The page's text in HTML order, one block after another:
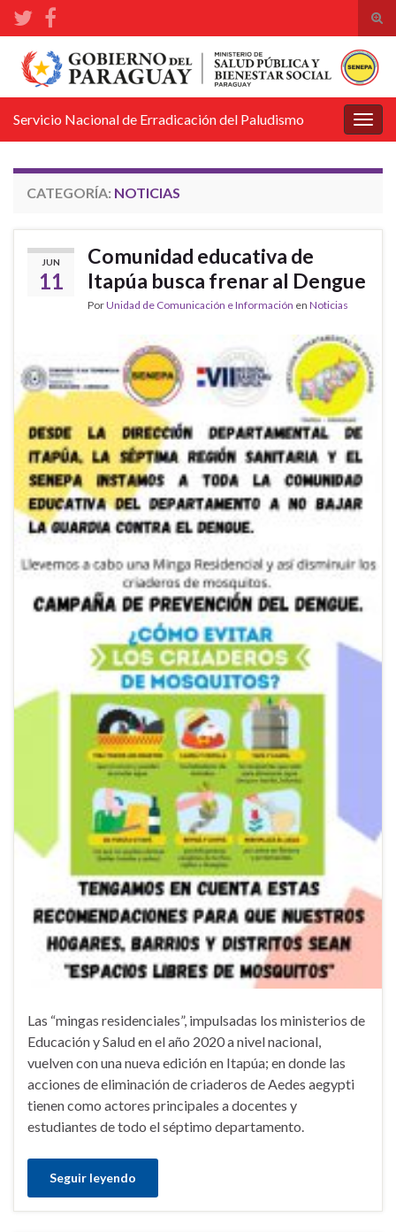
el
de
Search for:
la
Servicio Nacional de Erradicación del Paludismo
CATEGORÍA: NOTICIAS
JUN
11
Comunidad educativa de
Itapúa busca frenar al Dengue
PorUnidad de Comunicación e Información en Noticias
Las “mingas residenciales”, impulsadas los ministerios de
Educación y Salud en el año 2020 a nivel nacional,
vuelven con una nueva edición en Itapúa; en donde las
acciones de eliminación de criaderos de Aedes aegypti
tienen como actores principales a docentes y
estudiantes de todo el séptimo departamento.
Seguir leyendo